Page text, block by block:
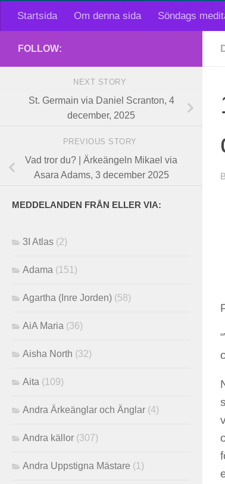
Startsida Om denna sida Söndags
FOLLOW:
NEXT STORY
St. Germain via Daniel Scranton, 4
december, 2025
PREVIOUS STORY
Vad tror du? | Ärkeängeln Mikael via
Asara Adams, 3 december 2025
MEDDELANDEN FRÅN ELLER VIA:
3I Atlas (2)
Adama (151)
Agartha (Inre Jorden) (58)
AiA Maria (36)
Aisha North (32)
Aita (109)
Andra Ärkeänglar och Änglar (4)
Andra källor (307)
Andra Uppstigna Mästare (1)